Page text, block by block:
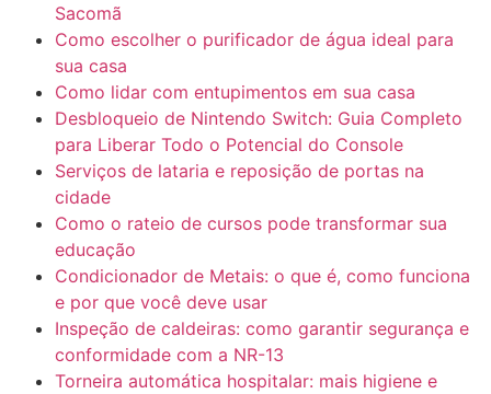
Sacomã
Como escolher o purificador de água ideal para
sua casa
Como lidar com entupimentos em sua casa
Desbloqueio de Nintendo Switch: Guia Completo
para Liberar Todo o Potencial do Console
Serviços de lataria e reposição de portas na
cidade
Como o rateio de cursos pode transformar sua
educação
Condicionador de Metais: o que é, como funciona
e por que você deve usar
Inspeção de caldeiras: como garantir segurança e
conformidade com a NR-13
Torneira automática hospitalar: mais higiene e